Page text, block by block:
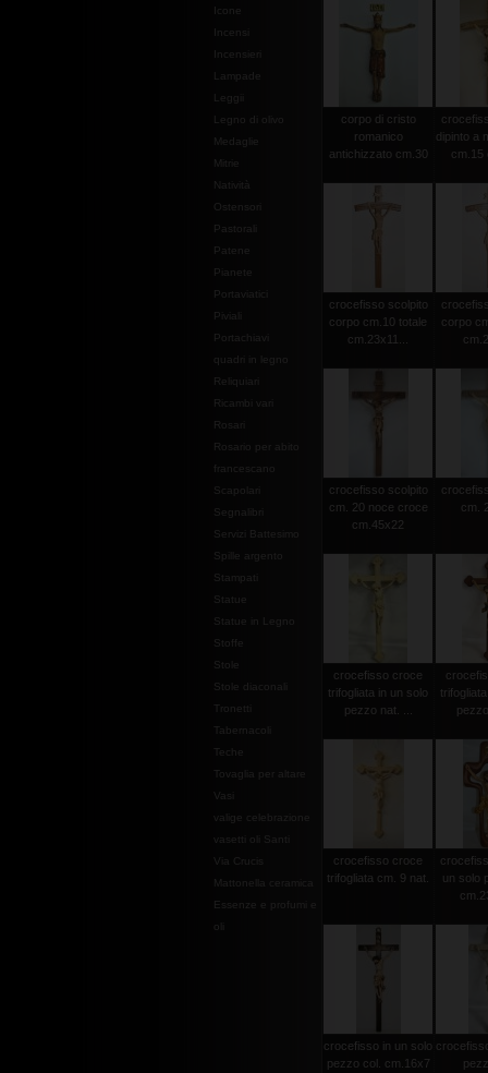
Leggii
Legno di olivo
Medaglie
Mitrie
Natività
Ostensori
Pastorali
Patene
Pianete
Portaviatici
Piviali
Portachiavi
quadri in legno
Reliquiari
Ricambi vari
Rosari
Rosario per abito
francescano
Scapolari
Segnalibri
Servizi Battesimo
Spille argento
Stampati
Statue
Statue in Legno
Stoffe
Stole
Stole diaconali
Tabernacoli
valige celebrazione
Mattonella ceramica
Essenze e profumi e
corpo di cristo
romanico
antichizzato cm.30
dipinto a
cm.15
crocefisso scolpito
corpo cm.10 totale
cm.23x11...
corpo
crocefisso scolpito
cm. 20 noce croce
cm.45x22
cm.
crocefisso croce
trifogliata in un solo
pezzo nat. ...
crocefisso croce
trifogliata cm. 9 nat.
un solo
crocefisso in un solo
pezzo col. cm.16x7